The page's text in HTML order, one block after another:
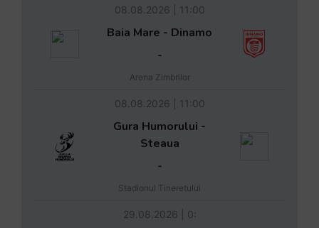
08.08.2026 | 11:00
Baia Mare - Dinamo
-
Arena Zimbrilor
08.08.2026 | 11:00
Gura Humorului -
Steaua
-
Stadionul Tineretului
29.08.2026 | 0: